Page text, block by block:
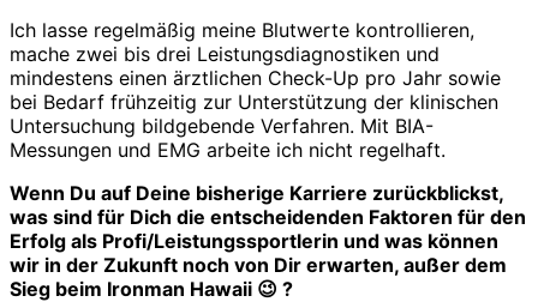
Ich lasse regelmäßig meine Blutwerte kontrollieren,
mache zwei bis drei Leistungsdiagnostiken und
mindestens einen ärztlichen Check-Up pro Jahr sowie
bei Bedarf frühzeitig zur Unterstützung der klinischen
Untersuchung bildgebende Verfahren. Mit BIA-
Messungen und EMG arbeite ich nicht regelhaft.
Wenn Du auf Deine bisherige Karriere zurückblickst,
was sind für Dich die entscheidenden Faktoren für den
Erfolg als Profi/Leistungssportlerin und was können
wir in der Zukunft noch von Dir erwarten, außer dem
Sieg beim Ironman Hawaii 😉 ?